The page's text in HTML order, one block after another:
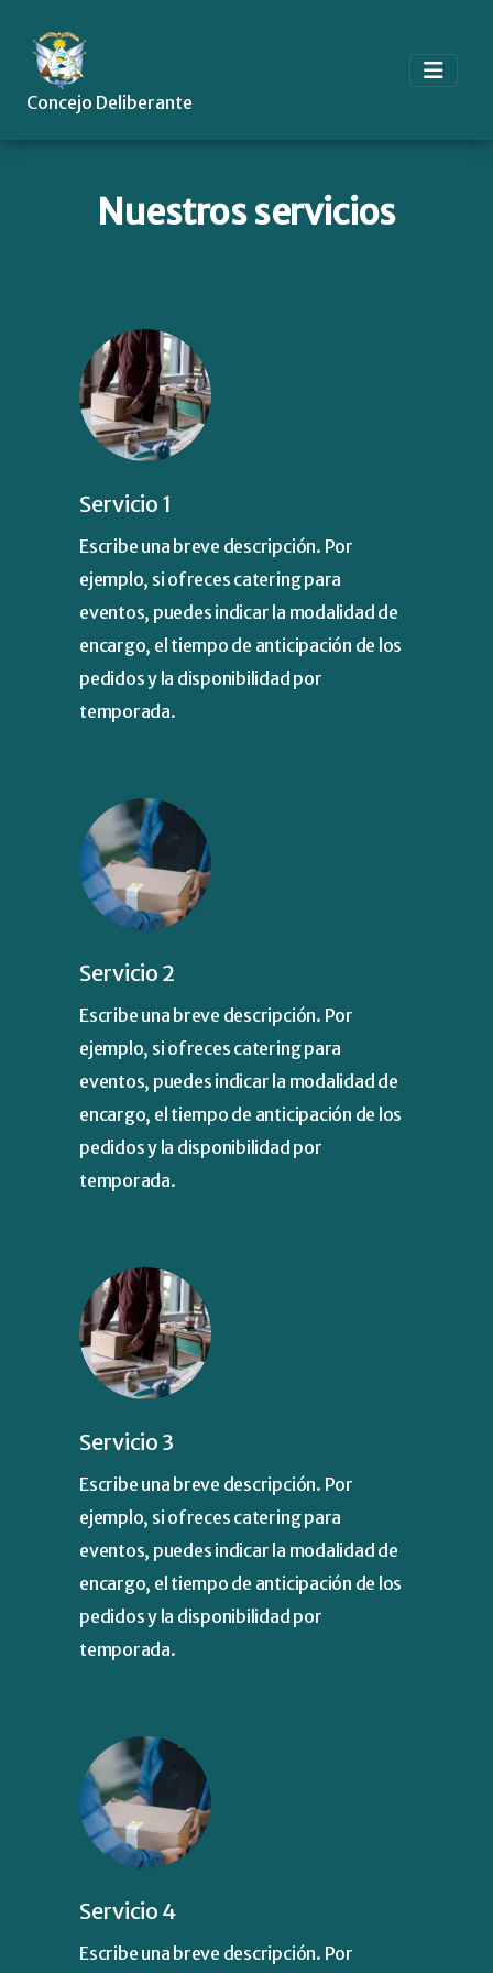
Concejo Deliberante
Nuestros servicios
Servicio 1
Escribe una breve descripción. Por
ejemplo, si ofreces catering para
eventos, puedes indicar la modalidad de
encargo, el tiempo de anticipación de los
pedidos y la disponibilidad por
temporada.
Servicio 2
Escribe una breve descripción. Por
ejemplo, si ofreces catering para
eventos, puedes indicar la modalidad de
encargo, el tiempo de anticipación de los
pedidos y la disponibilidad por
temporada.
Servicio 3
Escribe una breve descripción. Por
ejemplo, si ofreces catering para
eventos, puedes indicar la modalidad de
encargo, el tiempo de anticipación de los
pedidos y la disponibilidad por
temporada.
Servicio 4
Escribe una breve descripción. Por